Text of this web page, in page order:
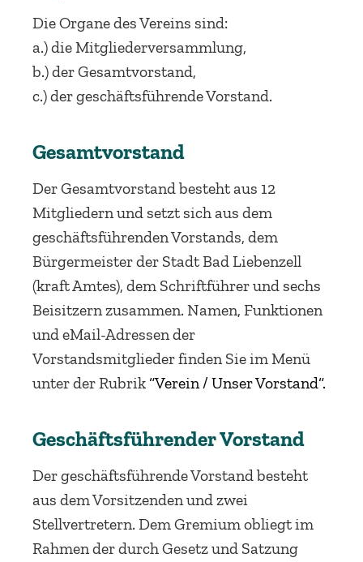
Die Organe des Vereins sind:
a.) die Mitgliederversammlung,
b.) der Gesamtvorstand,
c.) der geschäftsführende Vorstand.
Gesamtvorstand
Der Gesamtvorstand besteht aus 12
Mitgliedern und setzt sich aus dem
geschäftsführenden Vorstands, dem
Bürgermeister der Stadt Bad Liebenzell
(kraft Amtes), dem Schriftführer und sechs
Beisitzern zusammen. Namen, Funktionen
und eMail-Adressen der
Vorstandsmitglieder finden Sie im Menü
unter der Rubrik “Verein / Unser Vorstand“.
Geschäftsführender Vorstand
Der geschäftsführende Vorstand besteht
aus dem Vorsitzenden und zwei
Stellvertretern. Dem Gremium obliegt im
Rahmen der durch Gesetz und Satzung